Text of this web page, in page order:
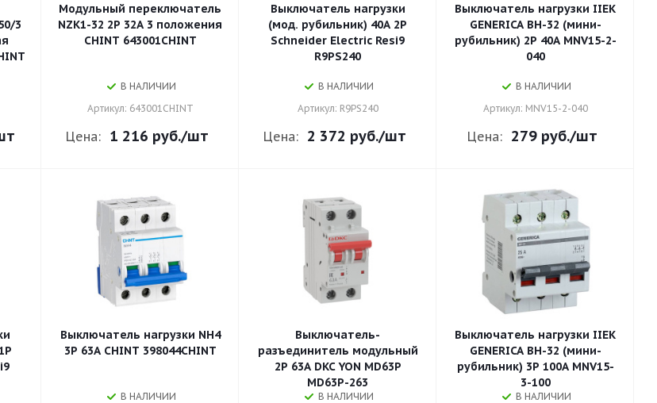
3
Модульный переключатель
NZK1-32 2P 32А 3 положения
CHINT 643001CHINT
В НАЛИЧИИ
Артикул: 643001CHINT
Цена: 1 216 руб./шт
Выключатель нагрузки
(мод. рубильник) 40А 2P
Schneider Electric Resi9
R9PS240
В НАЛИЧИИ
Артикул: R9PS240
Цена: 2 372 руб./шт
Выключатель нагрузки IIEK
GENERICA ВН-32 (мини-
рубильник) 2Р 40А MNV15-2-
040
В НАЛИЧИИ
Артикул: MNV15-2-040
Цена: 279 руб./шт
Выключатель нагрузки NH4
3P 63A CHINT 398044CHINT
В НАЛИЧИИ
Выключатель-
разъединитель модульный
2P 63А DKC YON MD63P
MD63P-263
В НАЛИЧИИ
Выключатель нагрузки IIEK
GENERICA ВН-32 (мини-
рубильник) 3Р 100А MNV15-
3-100
В НАЛИЧИИ